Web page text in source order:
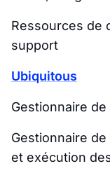
Ressources de
support
Ubiquitous
Gestionnaire
Gestionnaire
et exécution